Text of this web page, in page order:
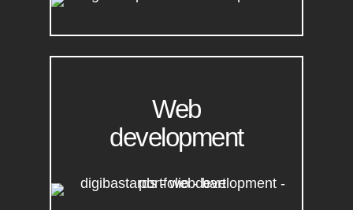
Web
development